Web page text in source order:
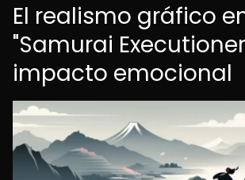
El realismo gráfico
"Samurai
impacto emocional